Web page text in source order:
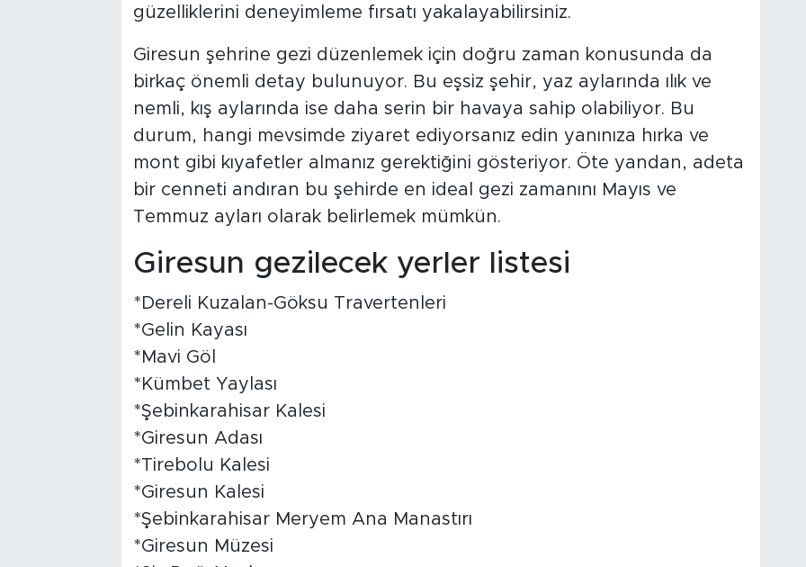
güzelliklerini deneyimleme fırsatı yakalayabilirsiniz.
Giresun şehrine gezi düzenlemek için doğru zaman konusunda da
birkaç önemli detay bulunuyor. Bu eşsiz şehir, yaz aylarında ılık ve
nemli, kış aylarında ise daha serin bir havaya sahip olabiliyor. Bu
durum, hangi mevsimde ziyaret ediyorsanız edin yanınıza hırka ve
mont gibi kıyafetler almanız gerektiğini gösteriyor. Öte yandan, adeta
bir cenneti andıran bu şehirde en ideal gezi zamanını Mayıs ve
Temmuz ayları olarak belirlemek mümkün.
Giresun gezilecek yerler listesi
*Dereli Kuzalan-Göksu Travertenleri
*Gelin Kayası
*Mavi Göl
*Kümbet Yaylası
*Şebinkarahisar Kalesi
*Giresun Adası
*Tirebolu Kalesi
*Giresun Kalesi
*Şebinkarahisar Meryem Ana Manastırı
*Giresun Müzesi